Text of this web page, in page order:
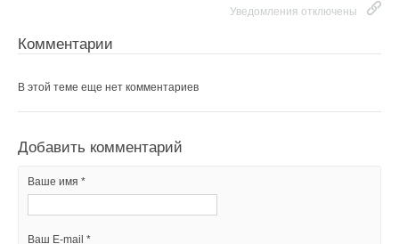
Уведомления отключены
Комментарии
В этой теме еще нет комментариев
Добавить комментарий
Ваше имя *
Ваш E-mail *